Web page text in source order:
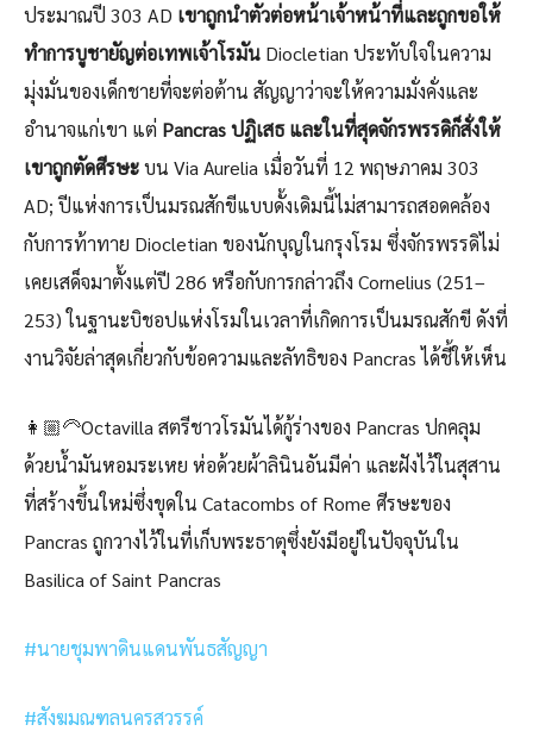
ประมาณปี 303 AD เขาถูกนำตัวต่อหน้าเจ้าหน้าที่และถูกขอให้
ทำการบูชายัญต่อเทพเจ้าโรมัน Diocletian ประทับใจในความ
มุ่งมั่นของเด็กชายที่จะต่อต้าน สัญญาว่าจะให้ความมั่งคั่งและ
อำนาจแก่เขา แต่ Pancras ปฏิเสธ และในที่สุดจักรพรรดิก็สั่งให้
เขาถูกตัดศีรษะบน Via Aurelia เมื่อวันที่ 12 พฤษภาคม 303
AD; ปีแห่งการเป็นมรณสักขีแบบดั้งเดิมนี้ไม่สามารถสอดคล้อง
กับการท้าทาย Diocletian ของนักบุญในกรุงโรม ซึ่งจักรพรรดิไม่
เคยเสด็จมาตั้งแต่ปี 286 หรือกับการกล่าวถึง Cornelius (251–
253) ในฐานะบิชอปแห่งโรมในเวลาที่เกิดการเป็นมรณสักขี ดังที่
งานวิจัยล่าสุดเกี่ยวกับข้อความและลัทธิของ Pancras ได้ชี้ให้เห็น
👩🏼‍🦳Octavilla สตรีชาวโรมันได้กู้ร่างของ Pancras ปกคลุม
ด้วยน้ำมันหอมระเหย ห่อด้วยผ้าลินินอันมีค่า และฝังไว้ในสุสาน
ที่สร้างขึ้นใหม่ซึ่งขุดใน Catacombs of Rome ศีรษะของ
Pancras ถูกวางไว้ในที่เก็บพระธาตุซึ่งยังมีอยู่ในปัจจุบันใน
Basilica of Saint Pancras
#นายชุมพาดินแดนพันธสัญญา
#สังฆมณฑลนครสวรรค์